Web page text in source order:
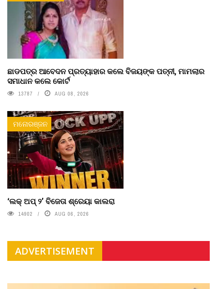
ଛାଡପତ୍ର ଆବେଦନ ପ୍ରତ୍ୟାହାର କଲେ ବିଜୟଙ୍କ ପତ୍ନୀ, ମାମଲାର
ସମାଧାନ କଲେ କୋର୍ଟ
13787 AUG 08, 2026
ମନୋରଞ୍ଜନ
‘ଲକ୍ ଅପ୍ ୨’ ବିଜେତା ଶ୍ରେୟା କାଲରା
14902 AUG 06, 2026
ADVERTISEMENT